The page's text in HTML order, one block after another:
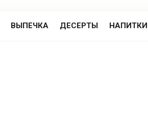
ВЫПЕЧКА ДЕСЕРТЫ НАПИТКИ